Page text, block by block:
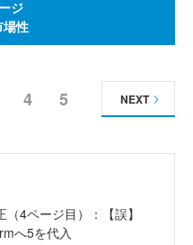
ジ
場性
4 5 NEXT
4ページ目）：【誤】
へ5を代入